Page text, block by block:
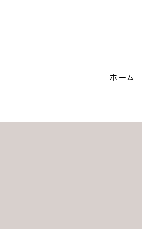
ホーム